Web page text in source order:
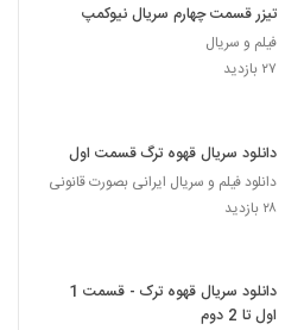
تیزر قسمت چهارم سریال نیوکمپ
فیلم و سریال
۲۷ بازدید
دانلود سریال قهوه ترگ قسمت اول
دانلود فیلم و سریال ایرانی بصورت قانونی
۲۸ بازدید
دانلود سریال قهوه ترک - قسمت 1
اول تا 2 دوم